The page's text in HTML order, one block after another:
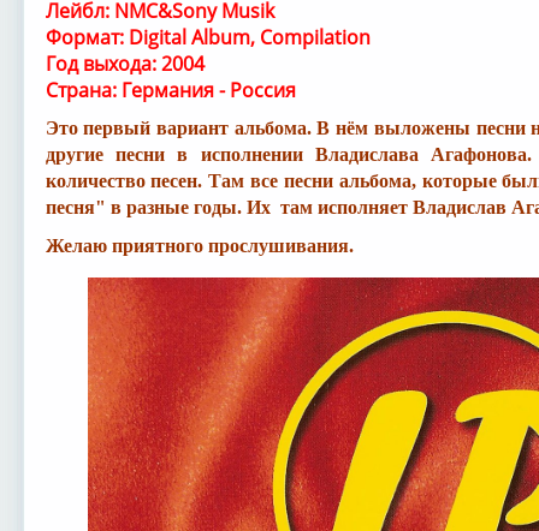
Лейбл: NMC&Sony Musik
Формат: Digital Album, Compilation
Год выхода: 2004
Страна: Германия - Россия
Это первый вариант альбома. В нём выложены песни
другие песни в исполнении Владислава
количество песен. Там все песни альбома, которые
песня" в разные годы. Их там исполняет Владислав
Желаю приятного прослушивания.